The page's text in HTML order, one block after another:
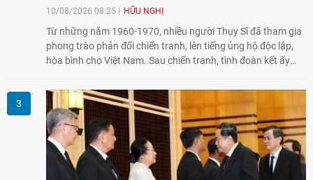
10/08/2026 08:25 HỮU NGHỊ
Từ những năm 1960-1970, nhiều người Thụy Sĩ đã tham gia
phong trào phản đối chiến tranh, lên tiếng ủng hộ độc lập,
hòa bình cho Việt Nam. Sau chiến tranh, tình đoàn kết ấy
đồng hành với những người còn chịu hậu quả chiến tranh,
trong đó có các nạn nhân chất độc da cam/dioxin.